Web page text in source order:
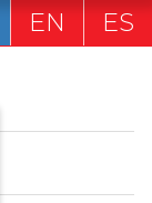
EN ES